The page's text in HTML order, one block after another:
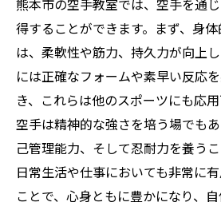
熊本市の空手教室では、空手を通
得することができます。まず、身
は、柔軟性や筋力、持久力が向上
には正確なフォームや素早い反応
き、これらは他のスポーツにも応用
空手は精神的な強さを培う場でも
己管理能力、そして忍耐力を養う
日常生活や仕事においても非常に
ことで、心身ともに豊かになり、